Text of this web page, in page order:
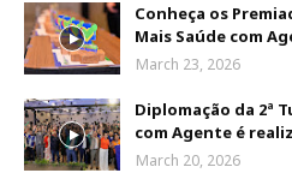
Conheça os
Mais Saúde com
March 23, 2026
Diplomação da 2ª
com Agente é
March 20, 2026